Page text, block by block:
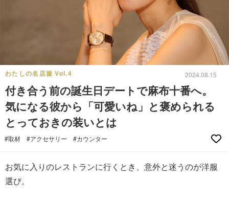
わたしの名店服 Vol.4 2024.08.15
付き合う前の誕生日デートで麻布十番へ。
気になる彼から「可愛いね」と褒められる
とっておきの装いとは
#取材 #アクセサリー #カウンター
お気に入りのレストランに行くとき、意外と迷うのが洋服
選び。